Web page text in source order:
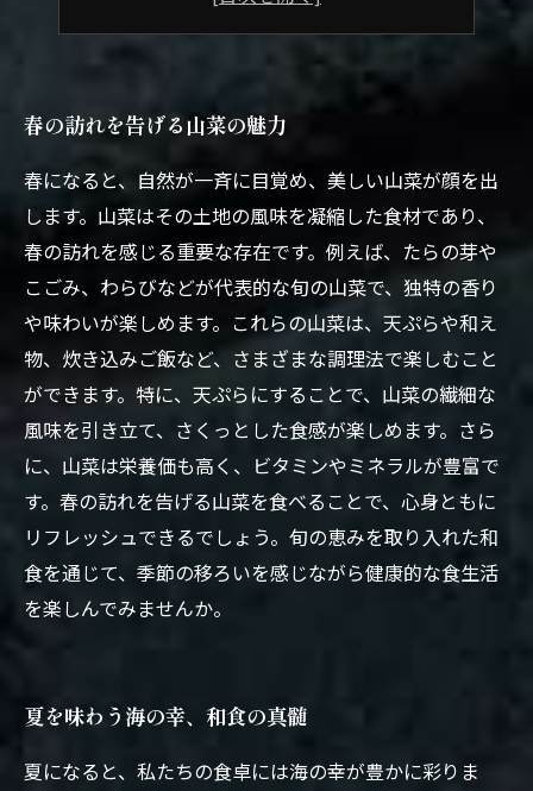
旬の食材を活かした和食レシピのご提案
和食を通じて感じる季節の移ろいと文化
春の訪れを告げる山菜の魅力
春になると、自然が一斉に目覚め、美しい山菜が顔を出
します。山菜はその土地の風味を凝縮した食材であり、
春の訪れを感じる重要な存在です。例えば、たらの芽や
こごみ、わらびなどが代表的な旬の山菜で、独特の香り
や味わいが楽しめます。これらの山菜は、天ぷらや和え
物、炊き込みご飯など、さまざまな調理法で楽しむこと
ができます。特に、天ぷらにすることで、山菜の繊細な
風味を引き立て、さくっとした食感が楽しめます。さら
に、山菜は栄養価も高く、ビタミンやミネラルが豊富で
す。春の訪れを告げる山菜を食べることで、心身ともに
リフレッシュできるでしょう。旬の恵みを取り入れた和
食を通じて、季節の移ろいを感じながら健康的な食生活
を楽しんでみませんか。
夏を味わう海の幸、和食の真髄
夏になると、私たちの食卓には海の幸が豊かに彩りま